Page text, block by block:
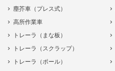
塵芥車（プレス式）
高所作業車
トレーラ（まな板）
トレーラ（スクラップ）
トレーラ（ポール）